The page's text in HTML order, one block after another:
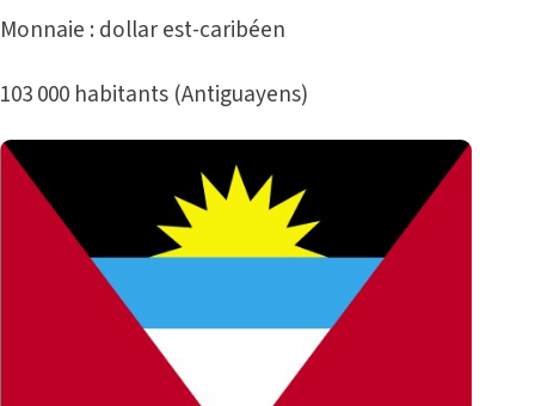
Monnaie : dollar est-caribéen
103 000 habitants (Antiguayens)